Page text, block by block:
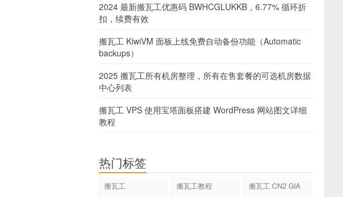
2024 最新搬瓦工优惠码 BWHCGLUKKB，6.77% 循环折
扣，续费有效
搬瓦工 KiwiVM 面板上线免费自动备份功能（Automatic
backups）
2025 搬瓦工所有机房整理，所有在售套餐的可选机房数据
中心列表
搬瓦工 VPS 使用宝塔面板搭建 WordPress 网站图文详细
教程
热门标签
搬瓦工 搬瓦工教程
搬瓦工 CN2 GIA